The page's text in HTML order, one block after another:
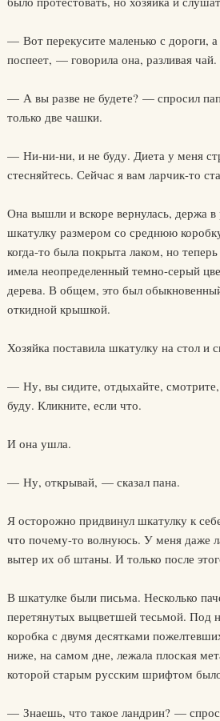
— Вот перекусите маленько с дороги,
поспеет, — говорила она, разливая чай.
— А вы разве не будете? — спросил
только две чашки.
— Ни-ни-ни, и не буду. Диета у меня
стесняйтесь. Сейчас я вам ларчик-то
Она вышли и вскоре вернулась, держа
шкатулку размером со среднюю
когда-то была покрыта лаком, но
имела неопределенный темно-серый
дерева. В общем, это был
откидной крышкой.
Хозяйка поставила шкатулку на стол и
— Ну, вы сидите, отдыхайте, смотрите,
буду. Кликните, если что.
И она ушла.
— Ну, открывай, — сказал пана.
Я осторожно придвинул шкатулку к
что почему-то волнуюсь. У меня даже
вытер их об штаны. И только после
В шкатулке были письма. Несколько
перетянутых выцветшей тесьмой. Под
коробка с двумя десятками
ниже, на самом дне, лежала плоская
которой старым русским шрифтом
— Знаешь, что такое ландрин? —